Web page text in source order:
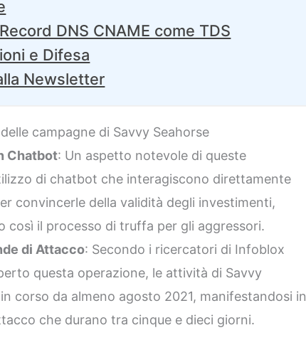
DNS CNAME come TDS
e Difesa
Newsletter
campagne di Savvy Seahorse
Chatbot: Un aspetto notevole di queste
di chatbot che interagiscono direttamente
convincerle della validità degli investimenti,
così il processo di truffa per gli aggressori.
di Attacco: Secondo i ricercatori di Infoblox
questa operazione, le attività di Savvy
corso da almeno agosto 2021, manifestandosi in
che durano tra cinque e dieci giorni.